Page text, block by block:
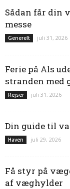
Sådan får din
messe
Generelt juli 31, 2026
Ferie på Als
stranden med
Rejser juli 31, 2026
Din guide til
Haven juli 29, 2026
Få styr på
af væghylder